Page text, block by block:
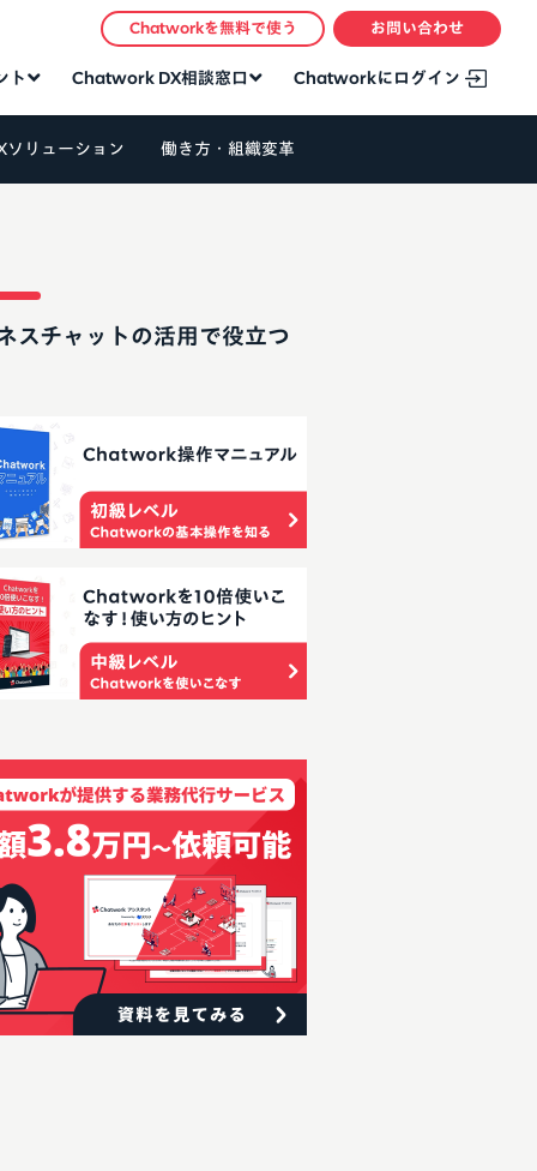
ト Chatwork DX相談窓口 Chatworkにログイン
Chatworkを無料で使う お問い合わせ
ソリューション 働き方・組織変革
スチャットの活用で役立つ